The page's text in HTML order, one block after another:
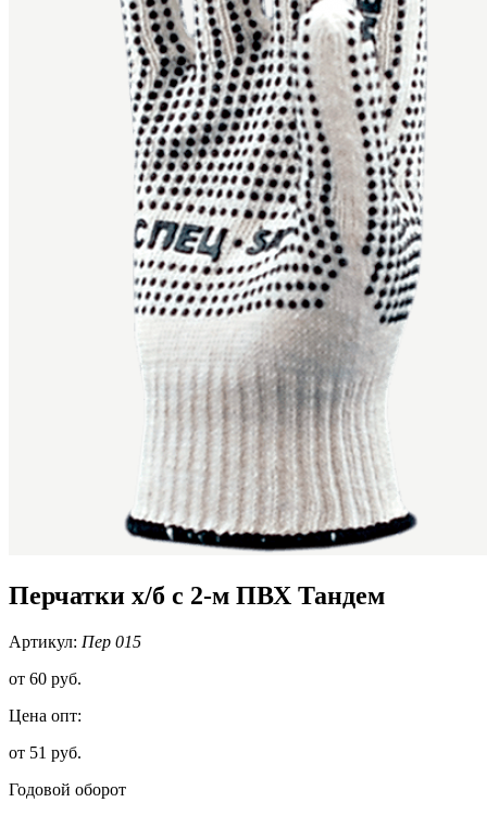
Перчатки х/б с 2-м ПВХ Тандем
Артикул: Пер 015
от 60 руб.
Цена опт:
от 51 руб.
Годовой оборот